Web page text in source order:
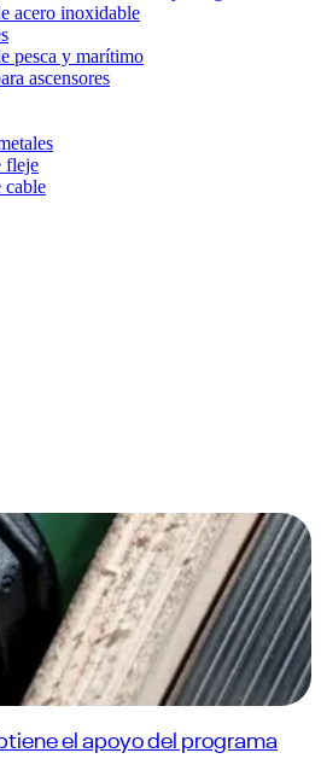
acero inoxidable
pesca y marítimo
ascensores
fleje
cable
el apoyo del programa